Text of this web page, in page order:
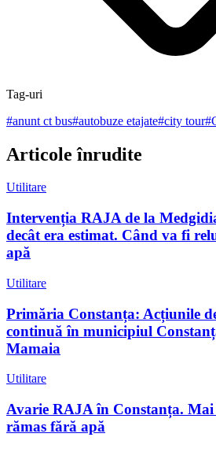
Tag-uri
#anunt ct bus#autobuze etajate#city tour#
Articole înrudite
Utilitare
Intervenția RAJA de la
decât era estimat. Când va fi
apă
Utilitare
Primăria Constanța: Acțiunile
continuă în municipiul
Mamaia
Utilitare
Avarie RAJA în Constanța.
rămas fără apă